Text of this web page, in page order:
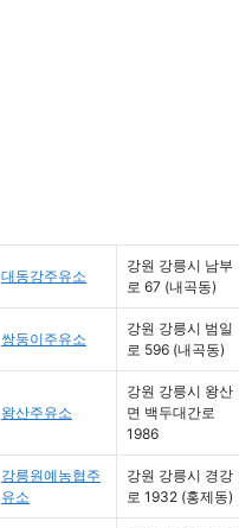
대동강주유소
강원 강릉시 남부
로 67 (내곡동)
쌍둥이주유소
강원 강릉시 범일
로 596 (내곡동)
왕산주유소
강원 강릉시 왕산
면 백두대간로
1986
강릉원예농협주
유소
강원 강릉시 경강
로 1932 (홍제동)